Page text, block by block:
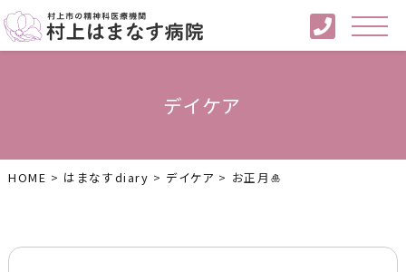
デイケア
HOME > はまなすdiary > デイケア > お正月🎍